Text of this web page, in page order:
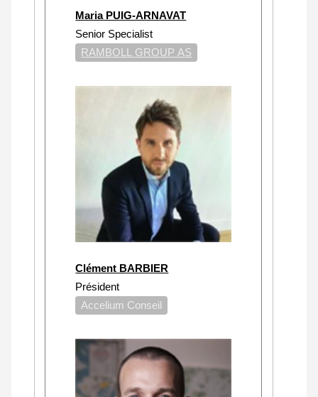
Maria PUIG-ARNAVAT
Senior Specialist
RAMBOLL GROUP AS
Clément BARBIER
Président
Accelium Conseil